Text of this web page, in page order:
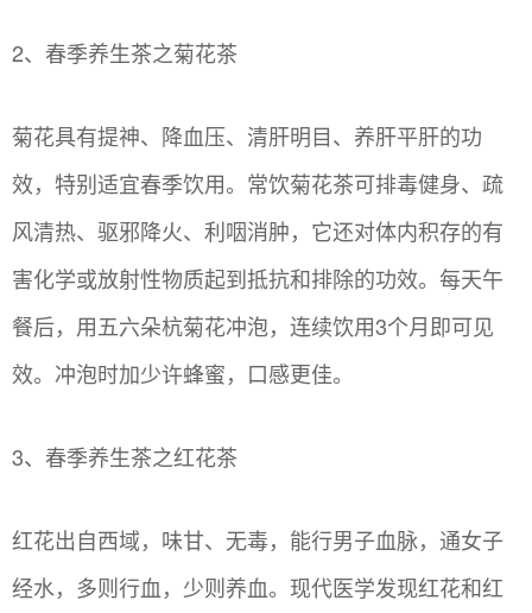
2、春季养生茶之菊花茶
菊花具有提神、降血压、清肝明目、养肝平肝的功
效，特别适宜春季饮用。常饮菊花茶可排毒健身、疏
风清热、驱邪降火、利咽消肿，它还对体内积存的有
害化学或放射性物质起到抵抗和排除的功效。每天午
餐后，用五六朵杭菊花冲泡，连续饮用3个月即可见
效。冲泡时加少许蜂蜜，口感更佳。
3、春季养生茶之红花茶
红花出自西域，味甘、无毒，能行男子血脉，通女子
经水，多则行血，少则养血。现代医学发现红花和红